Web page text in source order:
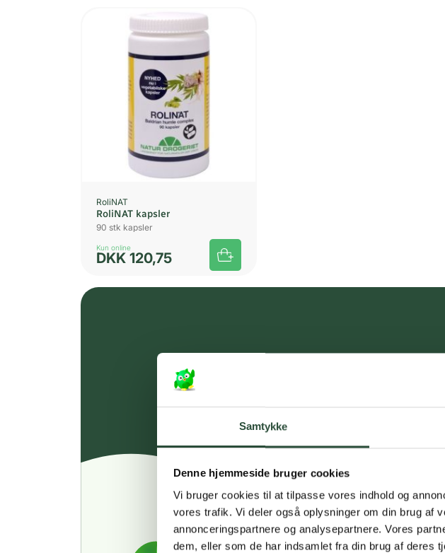
Samtykke
Denne hjemmeside bruger cookies
Vi bruger cookies til at tilpasse vores indhold og
vores trafik. Vi deler også oplysninger om din brug af
annonceringspartnere og analysepartnere. Vores
dem, eller som de har indsamlet fra din brug af deres
RoliNAT
RoliNAT kapsler
90 stk kapsler
Kun online
DKK 120,75